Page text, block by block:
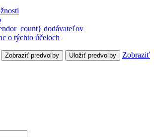
dodávateľov
o týchto účeloch
Zobraziť predvoľby Uložiť predvoľby
Zobraziť